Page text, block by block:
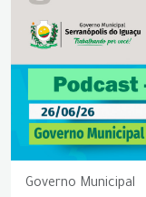
Governo Municipal